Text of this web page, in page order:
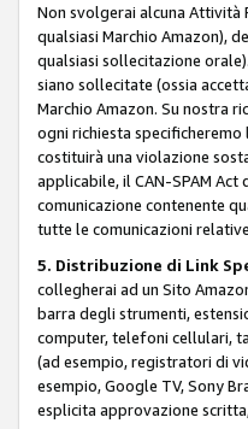
Non svolgerai alcuna
qualsiasi Marchio Amazon),
qualsiasi sollecitazione
siano sollecitate (ossia
Marchio Amazon. Su nostra
ogni richiesta
costituirà una violazione
applicabile, il CAN-SPAM
comunicazione contenente
tutte le comunicazioni
5. Distribuzione di Link
collegherai ad un Sito
barra degli strumenti,
computer, telefoni cellulari,
(ad esempio, registratori di
esempio, Google TV, Sony
esplicita approvazione